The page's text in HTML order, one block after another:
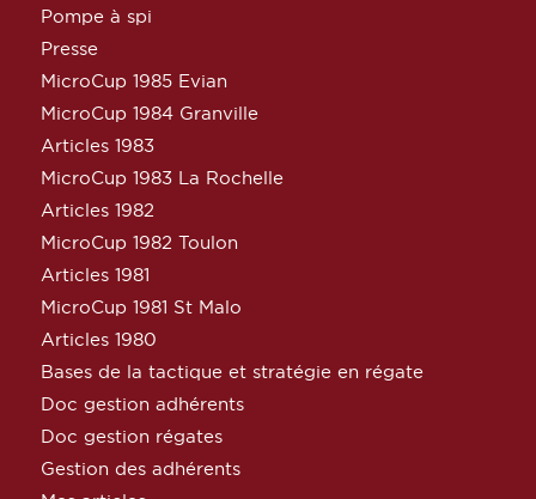
Pompe à spi
Presse
MicroCup 1985 Evian
MicroCup 1984 Granville
Articles 1983
MicroCup 1983 La Rochelle
Articles 1982
MicroCup 1982 Toulon
Articles 1981
MicroCup 1981 St Malo
Articles 1980
Bases de la tactique et stratégie en régate
Doc gestion adhérents
Doc gestion régates
Gestion des adhérents